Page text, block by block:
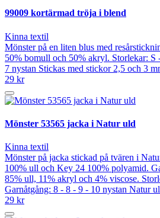
99009 kortärmad tröja i blend
Kinna textil
Mönster på en liten blus med
50% bomull och 50% akryl. Storlekar:
7 nystan Stickas med stickor 2,5 och 3
29 kr
Mönster 53565 jacka i Natur uld
Kinna textil
Mönster på jacka stickad på tvären i
100% ull och Key 24 100% polyamid.
85% ull, 11% akryl och 4% viscose.
Garnåtgång: 8 - 8 - 9 - 10 nystan Natur
29 kr